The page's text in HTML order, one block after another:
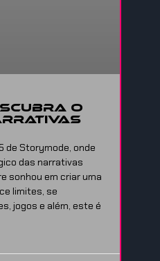
o
de Storymode, onde
das narrativas
sonhou em criar uma
limites, se
jogos e além, este é